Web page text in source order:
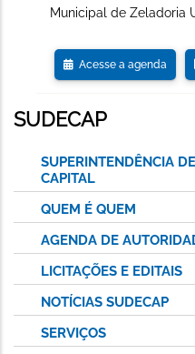
Municipal de Zeladoria
Acesse a agenda
SUDECAP
SUPERINTENDÊNCIA
CAPITAL
QUEM É QUEM
AGENDA DE
LICITAÇÕES E EDITAIS
NOTÍCIAS SUDECAP
SERVIÇOS